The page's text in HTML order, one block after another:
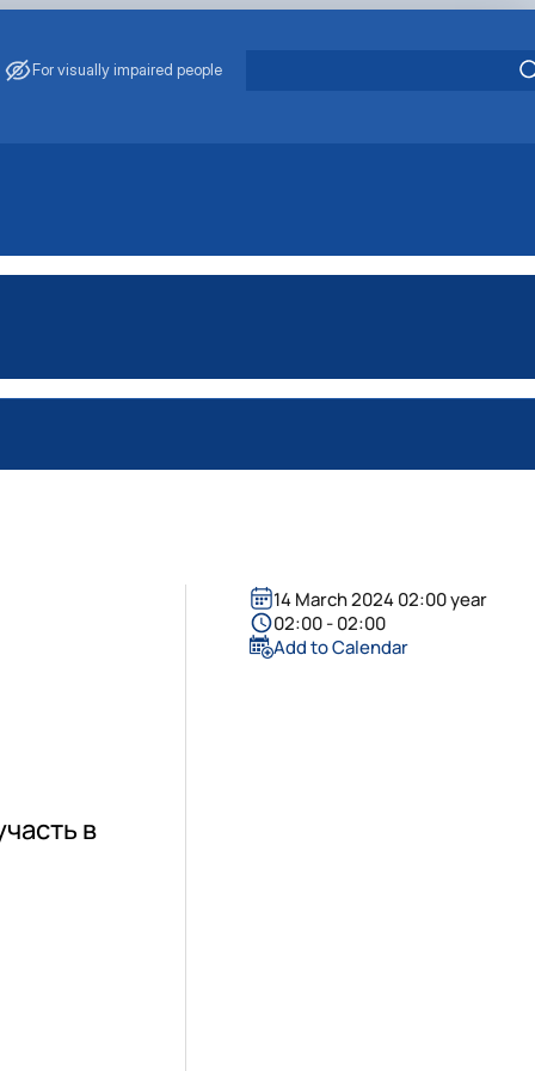
For visually impaired people
в
14 March 2024 02:00 year
02:00 - 02:00
Add to Calendar